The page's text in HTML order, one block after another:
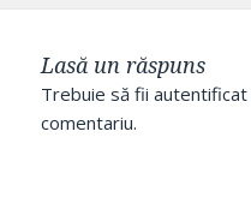
Lasă un răspuns
Trebuie să fiiautentificat
comentariu.